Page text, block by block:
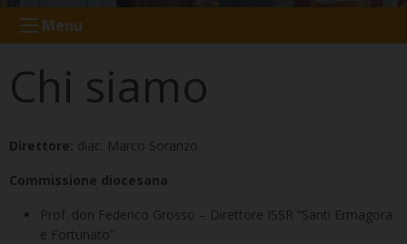
Menu
Chi siamo
Direttore: diac. Marco Soranzo
Commissione diocesana
Prof. don Federico Grosso – Direttore ISSR “Santi Ermagora
e Fortunato”